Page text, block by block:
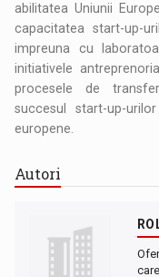
abilitatea Uniunii
capacitatea start-up-
impreuna cu
initiativele
procesele de
succesul start-up-
europene.
Autori